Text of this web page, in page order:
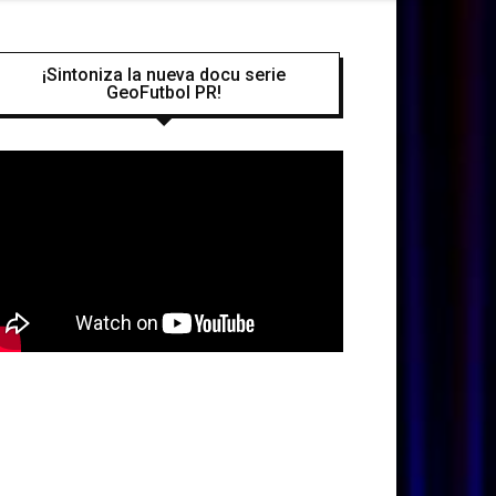
¡Sintoniza la nueva docu serie
GeoFutbol PR!